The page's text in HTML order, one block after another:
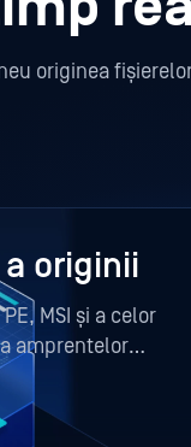
originea
originii
MSI și a celor
amprentelor